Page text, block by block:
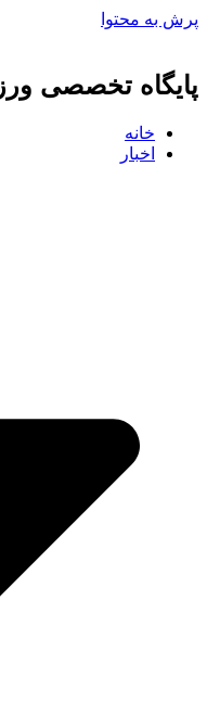
پرش به محتوا
پایگاه تخصصی
خانه
اخبار